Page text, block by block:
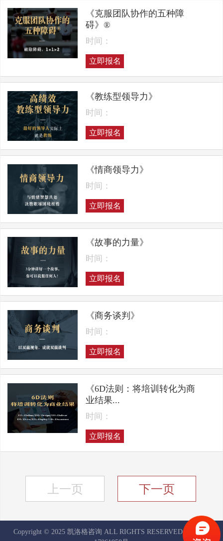
《克服团队协作的五种障
碍》®
时间：
立即报名
《教练型领导力》
时间：
立即报名
《情商领导力》
时间：
立即报名
《故事的力量》
时间：
立即报名
《商务谈判》
时间：
立即报名
《6D法则：将培训转化为商
业结果...
时间：
立即报名
上一页 下一页
Copyright © 2025 凯洛格咨询 ALL RIGHTS RESERVED
京ICP备